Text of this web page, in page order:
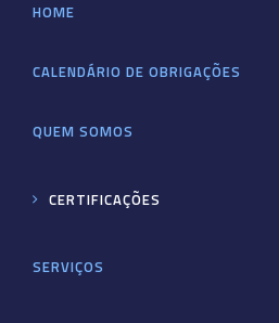
HOME
CALENDÁRIO DE OBRIGAÇÕES
QUEM SOMOS
CERTIFICAÇÕES
SERVIÇOS